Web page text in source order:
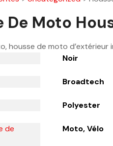
De Moto
housse de moto
Noir
Broadtech
Polyester
de
Moto, Vélo